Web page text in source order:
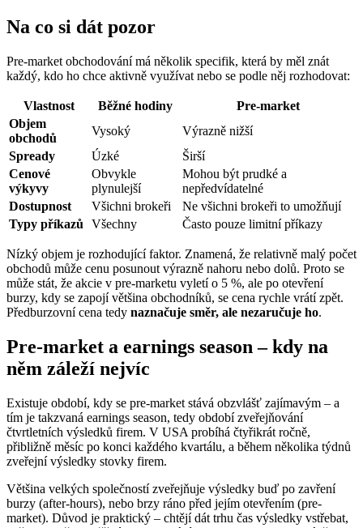
Na co si dát pozor
Pre-market obchodování má několik specifik, která by měl znát
každý, kdo ho chce aktivně využívat nebo se podle něj rozhodovat:
Vlastnost Běžné hodiny
Pre-market
Objem
obchodů
Vysoký
Výrazně nižší
Spready
Úzké
Širší
Cenové
výkyvy
Obvykle
plynulejší
Mohou být prudké a
nepředvídatelné
Dostupnost
Všichni brokeři
Ne všichni brokeři to umožňují
Typy příkazů
Všechny Často pouze limitní příkazy
Nízký objem je rozhodující faktor. Znamená, že relativně malý počet
obchodů může cenu posunout výrazně nahoru nebo dolů. Proto se
může stát, že akcie v pre-marketu vyletí o 5 %, ale po otevření
burzy, kdy se zapojí většina obchodníků, se cena rychle vrátí zpět.
Předburzovní cena tedy naznačuje směr, ale nezaručuje ho.
Pre-market a earnings season – kdy na
něm záleží nejvíc
Existuje období, kdy se pre-market stává obzvlášť zajímavým – a
tím je takzvaná earnings season, tedy období zveřejňování
čtvrtletních výsledků firem. V USA probíhá čtyřikrát ročně,
přibližně měsíc po konci každého kvartálu, a během několika týdnů
zveřejní výsledky stovky firem.
Většina velkých společností zveřejňuje výsledky buď po zavření
burzy (after-hours), nebo brzy ráno před jejím otevřením (pre-
market). Důvod je praktický – chtějí dát trhu čas výsledky vstřebat,